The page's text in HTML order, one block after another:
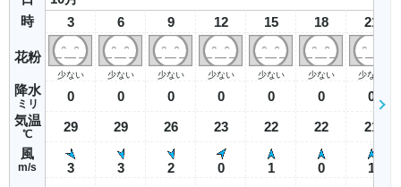
時
花粉
降水
ミリ
気温
℃
風
m/s
3
少ない
0
29
3
6
少ない
0
29
3
9
少ない
0
26
2
12
少ない
0
23
0
15
少ない
0
22
1
18
少ない
0
22
0
21
少ない
0
21
1